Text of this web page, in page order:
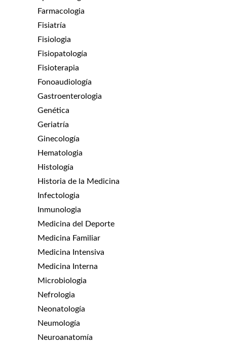
Farmacologia
Fisiatría
Fisiologia
Fisiopatología
Fisioterapia
Fonoaudiología
Gastroenterologia
Genética
Geriatría
Ginecología
Hematologia
Histología
Historia de la Medicina
Infectologia
Inmunologia
Medicina del Deporte
Medicina Familiar
Medicina Intensiva
Medicina Interna
Microbiologia
Nefrologia
Neonatología
Neumología
Neuroanatomía